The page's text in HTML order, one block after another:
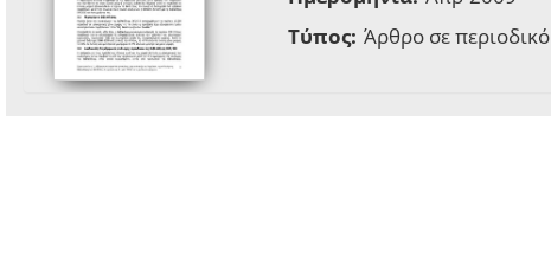
Τύπος: Άρθρο σε περιοδικό